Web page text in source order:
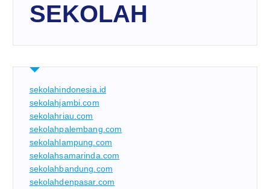
SEKOLAH
sekolahindonesia.id
sekolahjambi.com
sekolahriau.com
sekolahpalembang.com
sekolahlampung.com
sekolahsamarinda.com
sekolahbandung.com
sekolahdenpasar.com